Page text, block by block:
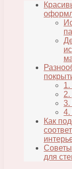
1.
2.
3.
4.
Как
Советы
для